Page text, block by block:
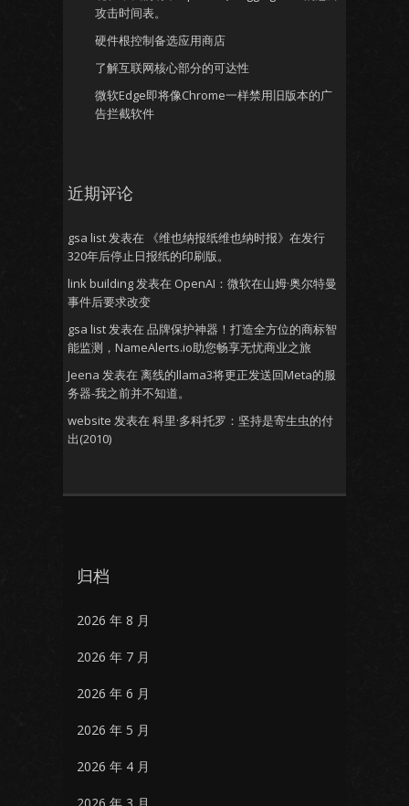
攻击时间表。
硬件根控制备选应用商店
了解互联网核心部分的可达性
微软Edge即将像Chrome一样禁用旧版本的广
告拦截软件
近期评论
gsa list发表在
《维也纳报纸维也纳时报》在发行
320年后停止日报纸的印刷版。
link building发表在 OpenAI：微软在山姆·奥尔特曼
事件后要求改变
gsa list发表在 品牌保护神器！打造全方位的商标智
能监测，NameAlerts.io助您畅享无忧商业之旅
Jeena 发表在 离线的llama3将更正发送回Meta的服
务器-我之前并不知道。
website 发表在 科里·多科托罗：坚持是寄生虫的付
出(2010)
归档
2026 年 8 月
2026 年 7 月
2026 年 6 月
2026 年 5 月
2026 年 4 月